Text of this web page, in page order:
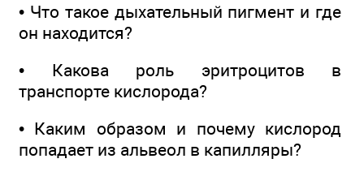
• Что такое дыхательный пигмент и где
он находится?
• Какова роль эритроцитов в
транспорте кислорода?
• Каким образом и почему кислород
попадает из альвеол в капилляры?